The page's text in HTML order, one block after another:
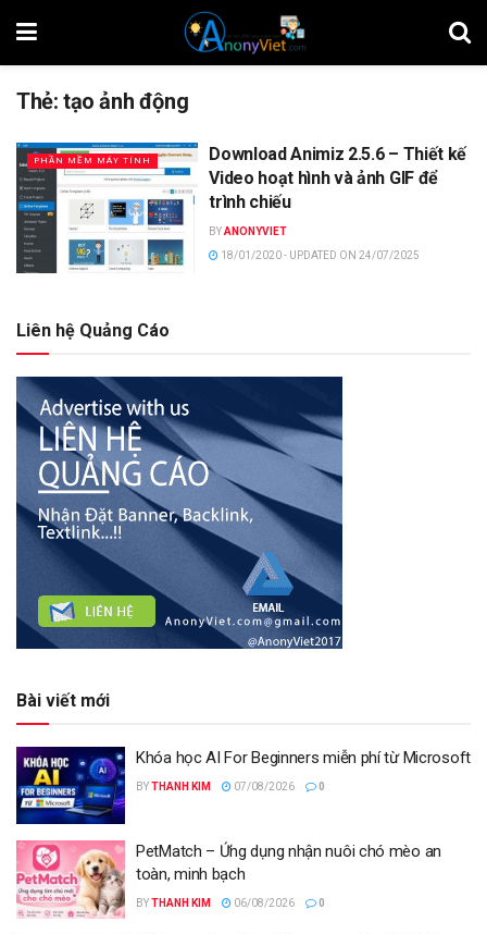
Thẻ:tạo ảnh động
PHẦN MỀM MÁY TÍNH
Download Animiz 2.5.6 – Thiết kế
Video hoạt hình và ảnh GIF để
trình chiếu
BYANONYVIET
18/01/2020 - UPDATED ON 24/07/2025
Liên hệ Quảng Cáo
Bài viết mới
Khóa học AI For Beginners miễn phí từ Microsoft
BYTHANH KIM 07/08/2026 0
PetMatch – Ứng dụng nhận nuôi chó mèo an
toàn, minh bạch
BYTHANH KIM 06/08/2026 0